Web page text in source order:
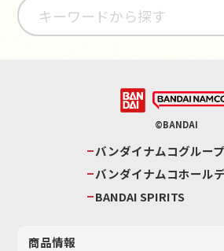
©BANDAI
バンダイナムコグルー
バンダイナムコホール
BANDAI SPIRITS
商品情報